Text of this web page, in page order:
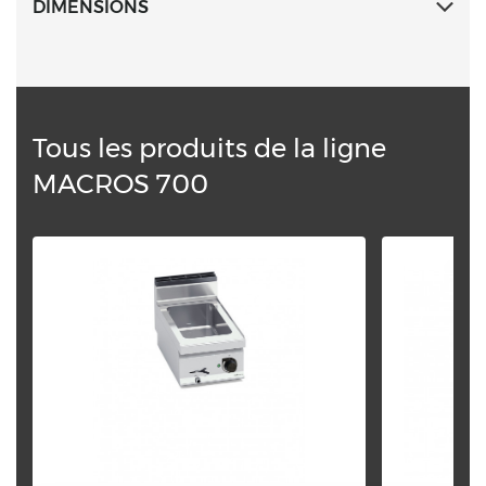
DIMENSIONS
Tous les produits de la ligne
MACROS 700